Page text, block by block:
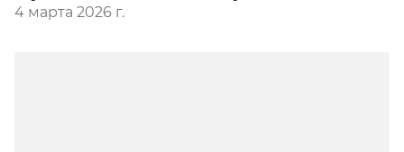
4 марта 2026 г.